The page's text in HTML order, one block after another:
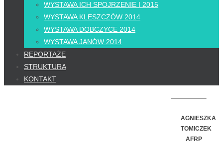
WYSTAWA ICH SPOJRZENIE I 2015
WYSTAWA KLESZCZÓW 2014
WYSTAWA DOBCZYCE 2014
WYSTAWA JANÓW 2014
REPORTAŻE
STRUKTURA
KONTAKT
AGNIESZKA
TOMICZEK
AFRP